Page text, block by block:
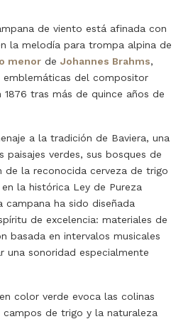
de viento está afinada con
la melodía para trompa alpina de
menor de Johannes Brahms,
emblemáticas del compositor
1876 tras más de quince años de
a la tradición de Baviera, una
paisajes verdes, sus bosques de
de la reconocida cerveza de trigo
la histórica Ley de Pureza
campana ha sido diseñada
de excelencia: materiales de
basada en intervalos musicales
una sonoridad especialmente
color verde evoca las colinas
campos de trigo y la naturaleza